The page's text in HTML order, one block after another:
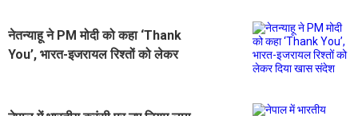
नेतन्याहू ने PM मोदी को कहा ‘Thank
You’, भारत-इजरायल रिश्तों को लेकर